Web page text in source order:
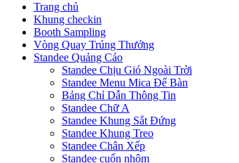
Trang chủ
Khung checkin
Booth Sampling
Vòng Quay Trúng Thưởng
Standee Quảng Cáo
Standee Chịu Gió Ngoài Trời
Standee Menu Mica Để Bàn
Bảng Chỉ Dẫn Thông Tin
Standee Chữ A
Standee Khung Sắt Đứng
Standee Khung Treo
Standee Chân Xếp
Standee cuốn nhôm